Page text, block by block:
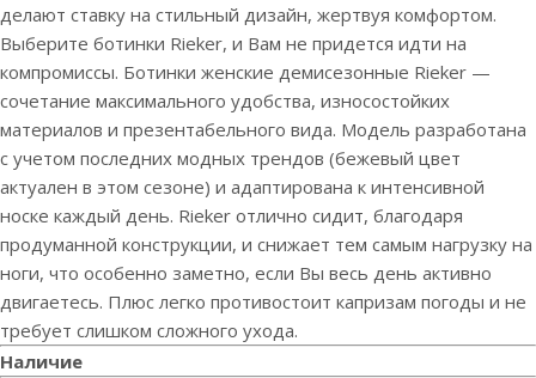
делают ставку на стильный дизайн, жертвуя комфортом.
Выберите ботинки Rieker, и Вам не придется идти на
компромиссы. Ботинки женские демисезонные Rieker —
сочетание максимального удобства, износостойких
материалов и презентабельного вида. Модель разработана
с учетом последних модных трендов (бежевый цвет
актуален в этом сезоне) и адаптирована к интенсивной
носке каждый день. Rieker отлично сидит, благодаря
продуманной конструкции, и снижает тем самым нагрузку на
ноги, что особенно заметно, если Вы весь день активно
двигаетесь. Плюс легко противостоит капризам погоды и не
требует слишком сложного ухода.
Наличие